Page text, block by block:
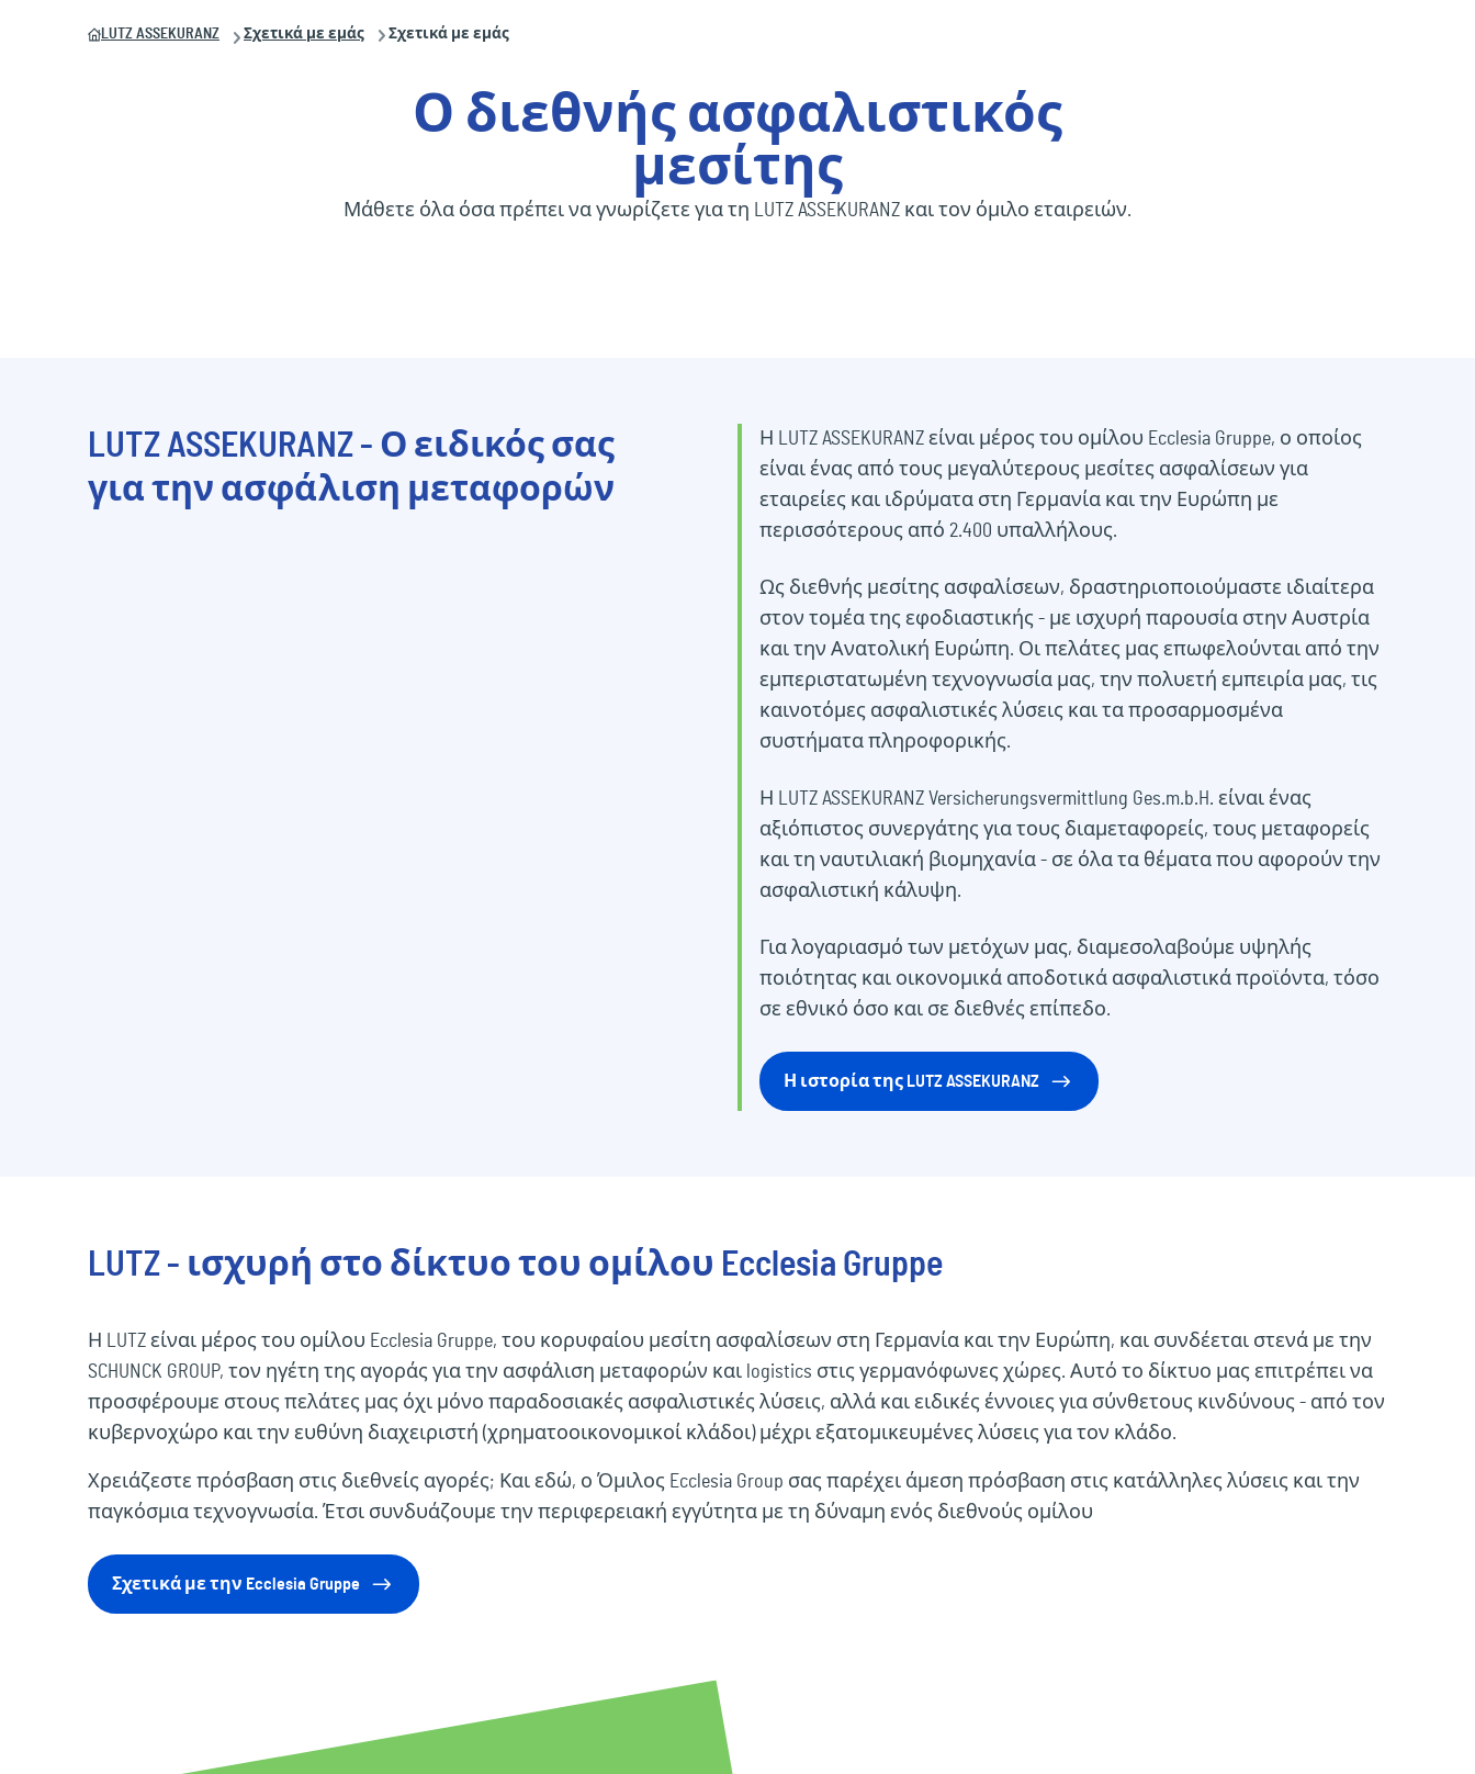
LUTZ ASSEKURANZ Σχετικά με εμάς Σχετικά με εμάς
Ο διεθνής ασφαλιστικός
μεσίτης
Μάθετε όλα όσα πρέπει να γνωρίζετε για τη LUTZ ASSEKURANZ και τον όμιλο εταιρειών.
LUTZ ASSEKURANZ - Ο ειδικός σας
για την ασφάλιση μεταφορών
Η LUTZ ASSEKURANZ είναι μέρος του ομίλου Ecclesia Gruppe, ο οποίος
είναι ένας από τους μεγαλύτερους μεσίτες ασφαλίσεων για
εταιρείες και ιδρύματα στη Γερμανία και την Ευρώπη με
περισσότερους από 2.400 υπαλλήλους.
Ως διεθνής μεσίτης ασφαλίσεων, δραστηριοποιούμαστε ιδιαίτερα
στον τομέα της εφοδιαστικής - με ισχυρή παρουσία στην Αυστρία
και την Ανατολική Ευρώπη. Οι πελάτες μας επωφελούνται από την
εμπεριστατωμένη τεχνογνωσία μας, την πολυετή εμπειρία μας, τις
καινοτόμες ασφαλιστικές λύσεις και τα προσαρμοσμένα
συστήματα πληροφορικής.
Η LUTZ ASSEKURANZ Versicherungsvermittlung Ges.m.b.H. είναι ένας
αξιόπιστος συνεργάτης για τους διαμεταφορείς, τους μεταφορείς
και τη ναυτιλιακή βιομηχανία - σε όλα τα θέματα που αφορούν την
ασφαλιστική κάλυψη.
Για λογαριασμό των μετόχων μας, διαμεσολαβούμε υψηλής
ποιότητας και οικονομικά αποδοτικά ασφαλιστικά προϊόντα, τόσο
σε εθνικό όσο και σε διεθνές επίπεδο.
Η ιστορία της LUTZ ASSEKURANZ
LUTZ - ισχυρή στο δίκτυο του ομίλου Ecclesia Gruppe
Η LUTZ είναι μέρος του ομίλου Ecclesia Gruppe, του κορυφαίου μεσίτη ασφαλίσεων στη Γερμανία και την Ευρώπη, και συνδέεται στενά με την
SCHUNCK GROUP, τον ηγέτη της αγοράς για την ασφάλιση μεταφορών και logistics στις γερμανόφωνες χώρες. Αυτό το δίκτυο μας επιτρέπει να
προσφέρουμε στους πελάτες μας όχι μόνο παραδοσιακές ασφαλιστικές λύσεις, αλλά και ειδικές έννοιες για σύνθετους κινδύνους - από τον
κυβερνοχώρο και την ευθύνη διαχειριστή (χρηματοοικονομικοί κλάδοι) μέχρι εξατομικευμένες λύσεις για τον κλάδο.
Χρειάζεστε πρόσβαση στις διεθνείς αγορές; Και εδώ, ο Όμιλος Ecclesia Group σας παρέχει άμεση πρόσβαση στις κατάλληλες λύσεις και την
παγκόσμια τεχνογνωσία. Έτσι συνδυάζουμε την περιφερειακή εγγύτητα με τη δύναμη ενός διεθνούς ομίλου
Σχετικά με την Ecclesia Gruppe